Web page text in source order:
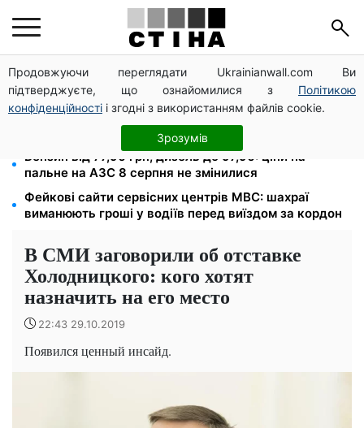
Продовжуючи переглядати Ukrainianwall.com Ви
підтверджуєте, що ознайомилися з Політикою
конфіденційності і згодні з використанням файлів cookie.
Зрозумів
Тарифи Київстар і Vodafone подешевшали до 50%:
скільки коштує зв'язок у серпні
До 19 400 грн на дрова: ПФУ приймає заяви на
субсидію для власників пічного опалення
Бензин від 77,90 грн, дизель до 97,90: ціни на
пальне на АЗС 8 серпня не змінилися
Фейкові сайти сервісних центрів МВС: шахраї
виманюють гроші у водіїв перед виїздом за кордон
В СМИ заговорили об отставке
Холодницкого: кого хотят
назначить на его место
22:43 29.10.2019
Появился ценный инсайд.